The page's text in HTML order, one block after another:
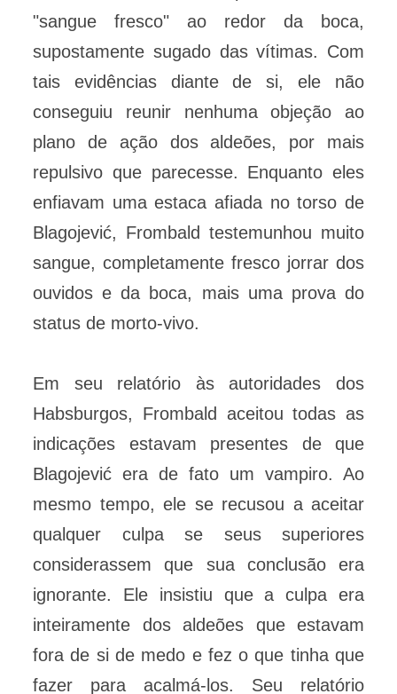
"sangue fresco" ao redor da boca,
supostamente sugado das vítimas. Com
tais evidências diante de si, ele não
conseguiu reunir nenhuma objeção ao
plano de ação dos aldeões, por mais
repulsivo que parecesse. Enquanto eles
enfiavam uma estaca afiada no torso de
Blagojević, Frombald testemunhou muito
sangue, completamente fresco jorrar dos
ouvidos e da boca, mais uma prova do
status de morto-vivo.
Em seu relatório às autoridades dos
Habsburgos, Frombald aceitou todas as
indicações estavam presentes de que
Blagojević era de fato um vampiro. Ao
mesmo tempo, ele se recusou a aceitar
qualquer culpa se seus superiores
considerassem que sua conclusão era
ignorante. Ele insistiu que a culpa era
inteiramente dos aldeões que estavam
fora de si de medo e fez o que tinha que
fazer para acalmá-los. Seu relatório